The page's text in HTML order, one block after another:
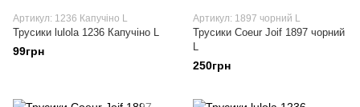
Артикул: 1236 Капучіно L
Трусики lulola 1236 Капучіно L
99грн
Артикул: 1897 чорний L
Трусики Coeur Joif 1897 чорний
L
250грн